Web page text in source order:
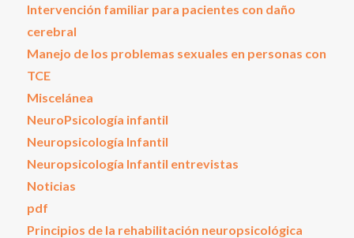
Intervención familiar para pacientes con daño
cerebral
Manejo de los problemas sexuales en personas con
TCE
Miscelánea
NeuroPsicología infantil
Neuropsicología Infantil
Neuropsicología Infantil entrevistas
Noticias
pdf
Principios de la rehabilitación neuropsicológica